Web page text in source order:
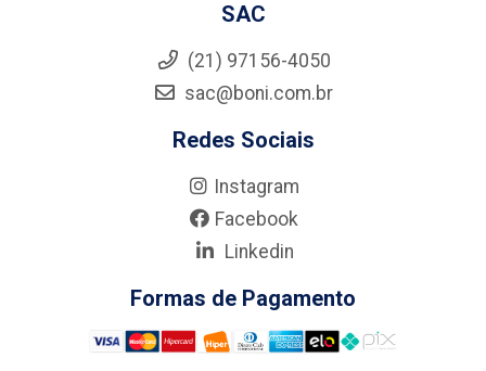
SAC
(21) 97156-4050
sac@boni.com.br
Redes Sociais
Instagram
Facebook
Linkedin
Formas de Pagamento